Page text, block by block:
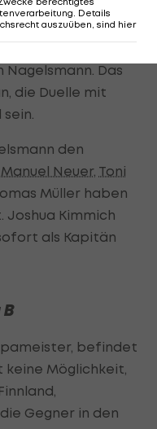
in Düsseldorf
"Spiele und
zu gewinnen",
Das
die Duelle mit
den
Manuel Neuer, Toni
Müller haben
Joshua Kimmich
als Kapitän
befindet
keine Möglichkeit,
Gegner in den
Details
auszuüben, sind hier